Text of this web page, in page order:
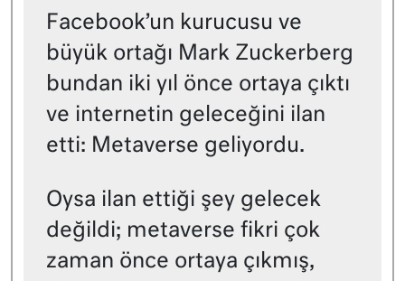
Facebook’un kurucusu ve
büyük ortağı Mark Zuckerberg
bundan iki yıl önce ortaya çıktı
ve internetin geleceğini ilan
etti: Metaverse geliyordu.
Oysa ilan ettiği şey gelecek
değildi; metaverse fikri çok
zaman önce ortaya çıkmış,